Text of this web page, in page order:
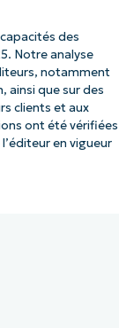
des
Notre analyse
notamment
ainsi que sur des
clients et aux
ont été vérifiées
en vigueur